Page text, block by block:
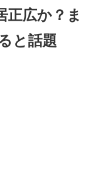
正広か？ま
と話題